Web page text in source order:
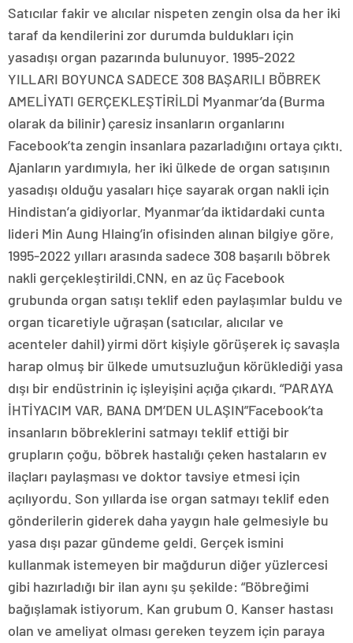
Satıcılar fakir ve alıcılar nispeten zengin olsa da her iki
taraf da kendilerini zor durumda buldukları için
yasadışı organ pazarında bulunuyor. 1995-2022
YILLARI BOYUNCA SADECE 308 BAŞARILI BÖBREK
AMELİYATI GERÇEKLEŞTİRİLDİ Myanmar’da (Burma
olarak da bilinir) çaresiz insanların organlarını
Facebook’ta zengin insanlara pazarladığını ortaya çıktı.
Ajanların yardımıyla, her iki ülkede de organ satışının
yasadışı olduğu yasaları hiçe sayarak organ nakli için
Hindistan’a gidiyorlar. Myanmar’da iktidardaki cunta
lideri Min Aung Hlaing’in ofisinden alınan bilgiye göre,
1995-2022 yılları arasında sadece 308 başarılı böbrek
nakli gerçekleştirildi.CNN, en az üç Facebook
grubunda organ satışı teklif eden paylaşımlar buldu ve
organ ticaretiyle uğraşan (satıcılar, alıcılar ve
acenteler dahil) yirmi dört kişiyle görüşerek iç savaşla
harap olmuş bir ülkede umutsuzluğun körüklediği yasa
dışı bir endüstrinin iç işleyişini açığa çıkardı. “PARAYA
İHTİYACIM VAR, BANA DM’DEN ULAŞIN”Facebook’ta
insanların böbreklerini satmayı teklif ettiği bir
grupların çoğu, böbrek hastalığı çeken hastaların ev
ilaçları paylaşması ve doktor tavsiye etmesi için
açılıyordu. Son yıllarda ise organ satmayı teklif eden
gönderilerin giderek daha yaygın hale gelmesiyle bu
yasa dışı pazar gündeme geldi. Gerçek ismini
kullanmak istemeyen bir mağdurun diğer yüzlercesi
gibi hazırladığı bir ilan aynı şu şekilde: “Böbreğimi
bağışlamak istiyorum. Kan grubum O. Kanser hastası
olan ve ameliyat olması gereken teyzem için paraya